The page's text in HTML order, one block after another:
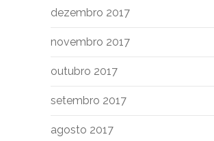
dezembro 2017
novembro 2017
outubro 2017
setembro 2017
agosto 2017